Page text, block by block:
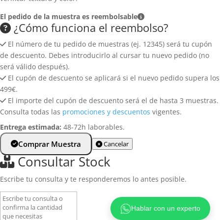
Revestimiento de pared
Aplacados de pared
Azulejos para pared
Zócalos y rodapiés
Política de privacidad
Política de cookies
El pedido de la muestra es reembolsable
¿Cómo funciona el reembolso?
El número de tu pedido de muestras (ej. 12345) será tu cupón
de descuento. Debes introducirlo al cursar tu nuevo pedido (no
será válido después).
El cupón de descuento se aplicará si el nuevo pedido supera los
499€.
El importe del cupón de descuento será el de hasta 3 muestras.
Consulta todas las promociones y descuentos vigentes.
Entrega estimada: 48-72h laborables.
Comprar Muestra Cancelar
Consultar Stock
Escribe tu consulta y te responderemos lo antes posible.
Hablar con un experto